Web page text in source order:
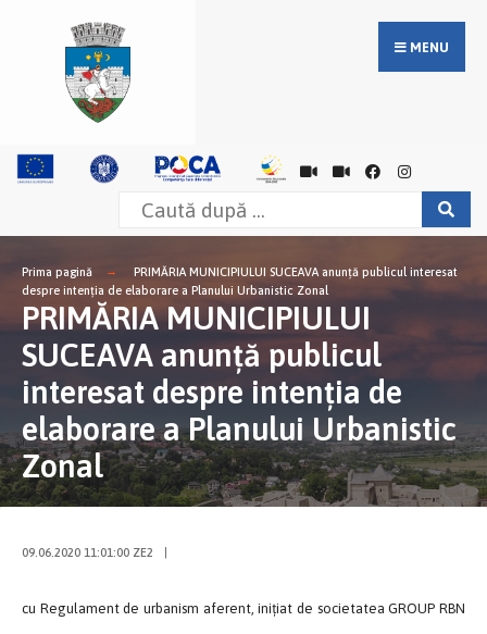
MENU
Prima pagină
PRIMĂRIA MUNICIPIULUI SUCEAVA anunţă publicul interesat
despre intenţia de elaborare a Planului Urbanistic Zonal
PRIMĂRIA MUNICIPIULUI
SUCEAVA anunţă publicul
interesat despre intenţia de
elaborare a Planului Urbanistic
Zonal
09.06.2020 11:01:00 ZE2
cu Regulament de urbanism aferent, inițiat de societatea GROUP RBN